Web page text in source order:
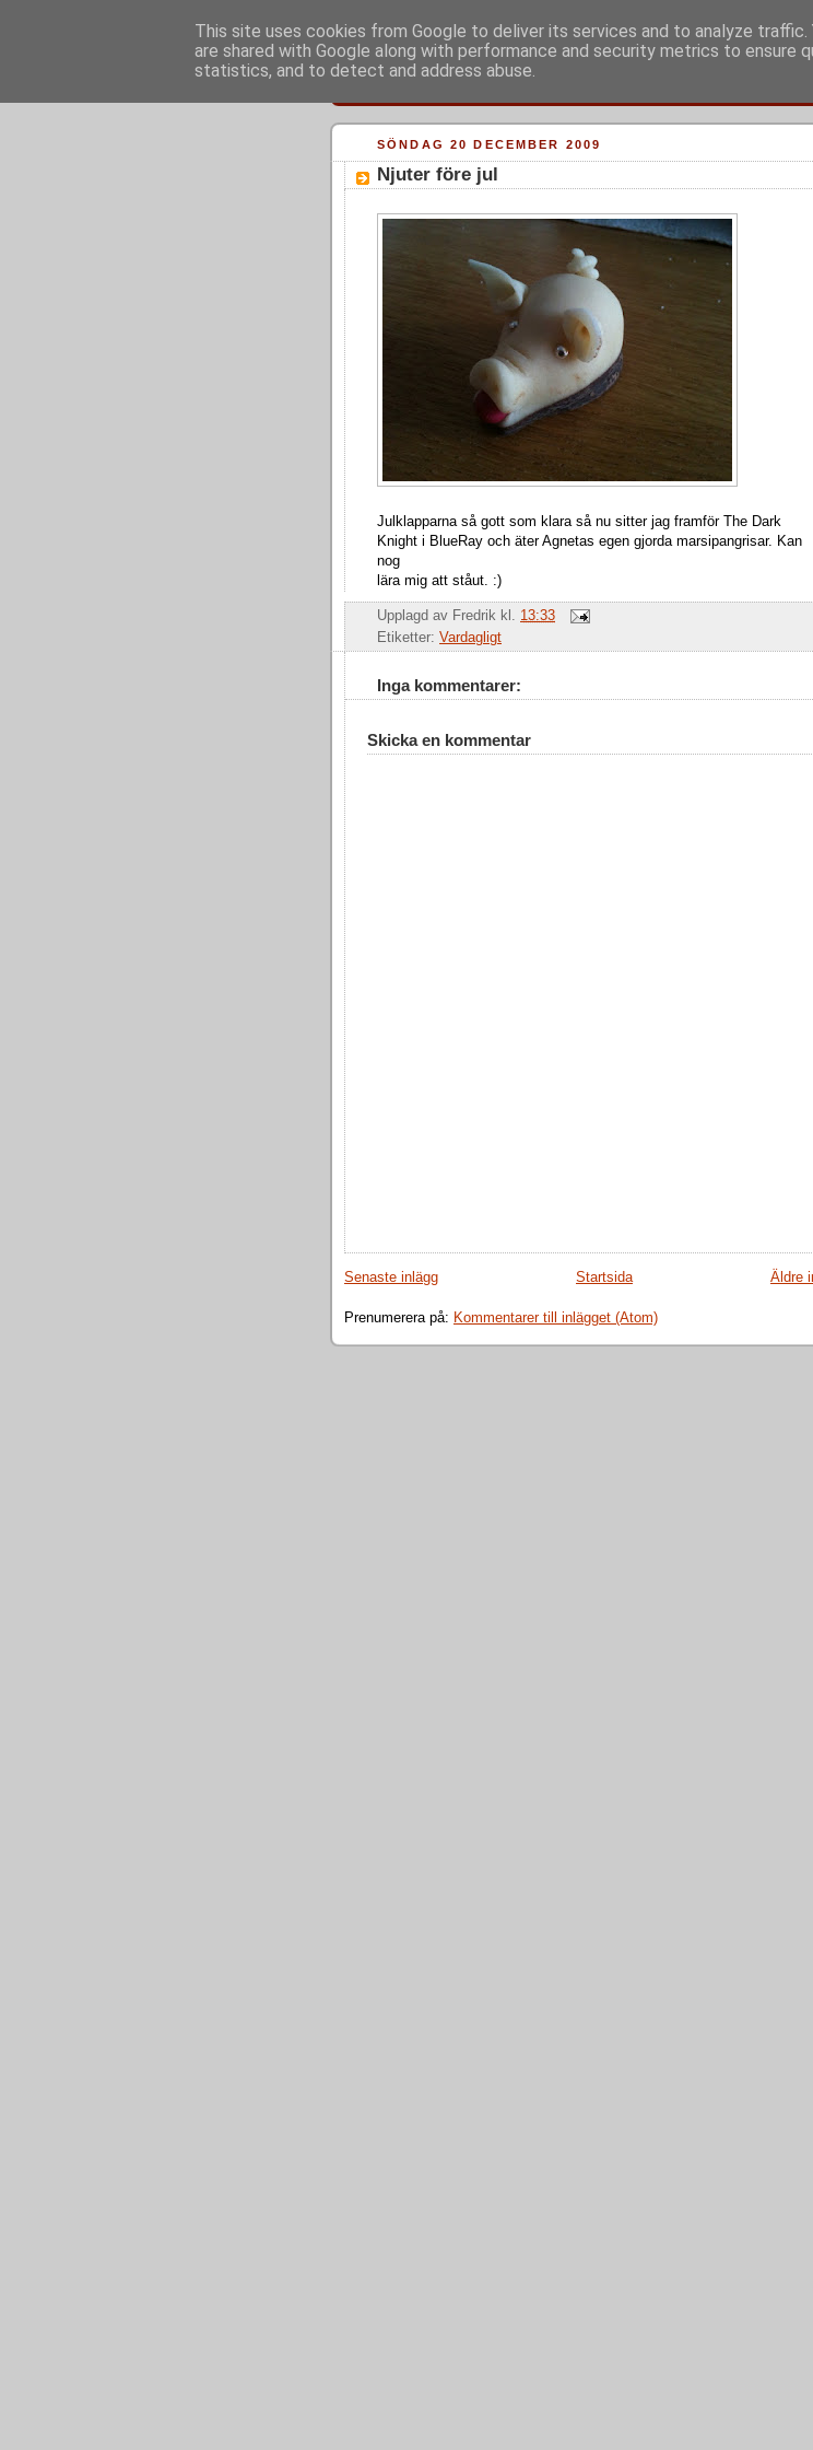
SÖNDAG 20 DECEMBER 2009
Njuter före jul
Julklapparna så gott som klara så nu sitter jag framför The Dark
Knight i BlueRay och äter Agnetas egen gjorda marsipangrisar. Kan
nog
lära mig att ståut. :)
Upplagd av Fredrik kl. 13:33
Etiketter: Vardagligt
Inga kommentarer:
Skicka en kommentar
Senaste inlägg Äldre
Startsida
Prenumerera på: Kommentarer till inlägget (Atom)
This site uses cookies from Google to deliver its services and to analyze traffic.
are shared with Google along with performance and security metrics to ensure
statistics, and to detect and address abuse.